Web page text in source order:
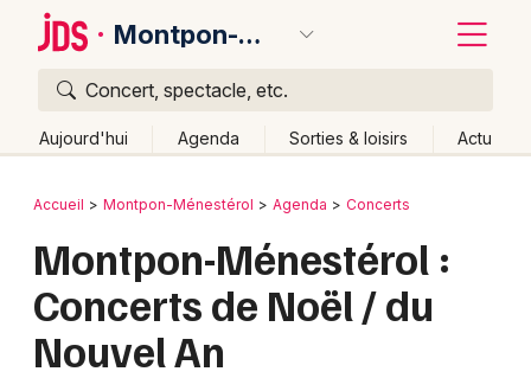
Montpon-Ménestérol
Concert, spectacle, etc.
Aujourd'hui Agenda Sorties & loisirs Actu
Publier un événement
Grands événements
Bordeaux
Colmar
Lille
Retour
Accueil Montpon-Ménestérol Agenda Concerts
Montpon-Ménestérol :
Concerts de Noël / du
Nouvel An
Quoi ?
Où ?
Aquitaine
Partout Près de moi Changer de lieu
Quand ?
Effacer les dates
Aujourd'hui
Demain